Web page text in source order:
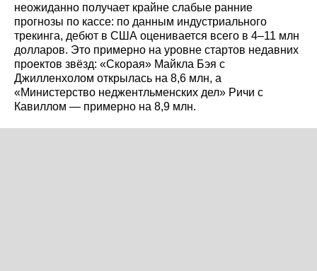
неожиданно получает крайне слабые ранние
прогнозы по кассе: по данным индустриального
трекинга, дебют в США оценивается всего в 4–11 млн
долларов. Это примерно на уровне стартов недавних
проектов звёзд: «Скорая» Майкла Бэя с
Джилленхолом открылась на 8,6 млн, а
«Министерство неджентльменских дел» Ричи с
Кавиллом — примерно на 8,9 млн.